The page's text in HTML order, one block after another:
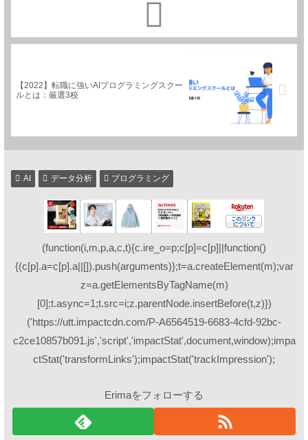
【2022】転職に強いAIプログラミングスクー
ルとは：厳選3校
AI データ分析 プログラミング
(function(i,m,p,a,c,t){c.ire_o=p;c[p]=c[p]||function()
{(c[p].a=c[p].a||[]).push(arguments)};t=a.createElement(m);var
z=a.getElementsByTagName(m)
[0];t.async=1;t.src=i;z.parentNode.insertBefore(t,z)})
('https://utt.impactcdn.com/P-A6564519-6683-4cfd-92bc-
c2ce10857b091.js','script','impactStat',document,window);impa
ctStat('transformLinks');impactStat('trackImpression');
Erimaをフォローする